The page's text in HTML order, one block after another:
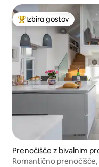
Najbolj priljubljena
Izbira gostov
Prenočišče z bivalnim
wbarrow
Romantično